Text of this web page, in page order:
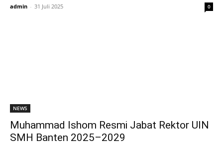
admin - 31 Juli 2025 0
NEWS
Muhammad Ishom Resmi Jabat Rektor UIN
SMH Banten 2025–2029